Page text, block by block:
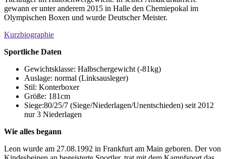
gewann er unter anderem 2015 in Halle den Chemiepokal im
Olympischen Boxen und wurde Deutscher Meister.
Kurzbiographie
Sportliche Daten
Gewichtsklasse: Halbschergewicht (-81kg)
Auslage: normal (Linksausleger)
Stil: Konterboxer
Größe: 181cm
Siege:80/25/7 (Siege/Niederlagen/Unentschieden) seit 2012
nur 3 Niederlagen
Wie alles begann
Leon wurde am 27.08.1992 in Frankfurt am Main geboren. Der von